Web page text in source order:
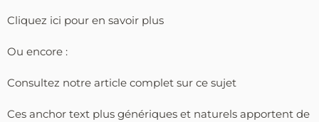
Cliquez ici pour en savoir plus
Ou encore :
Consultez notre article complet sur ce sujet
Ces anchor text plus génériques et naturels apportent de